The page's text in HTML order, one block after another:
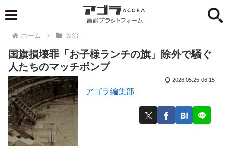
ホーム 政治
国旗損壊罪「お子様ランチの旗」除外で騒ぐ
人たちのマッチポンプ
アゴラ編集部
2026.05.25 06:15